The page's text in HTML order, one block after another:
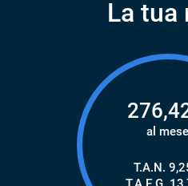
La tua
al mese
T.A.N.